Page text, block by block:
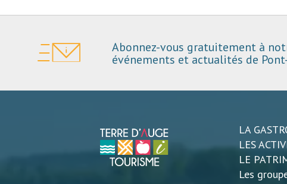
Abonnez-vous gratuitement à
événements et actualités de
LA
LES
LE
Les